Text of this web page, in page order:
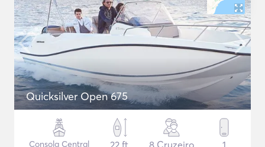
Quicksilver Open 675
Consola Central
22 ft
8 Cruzeiro 1